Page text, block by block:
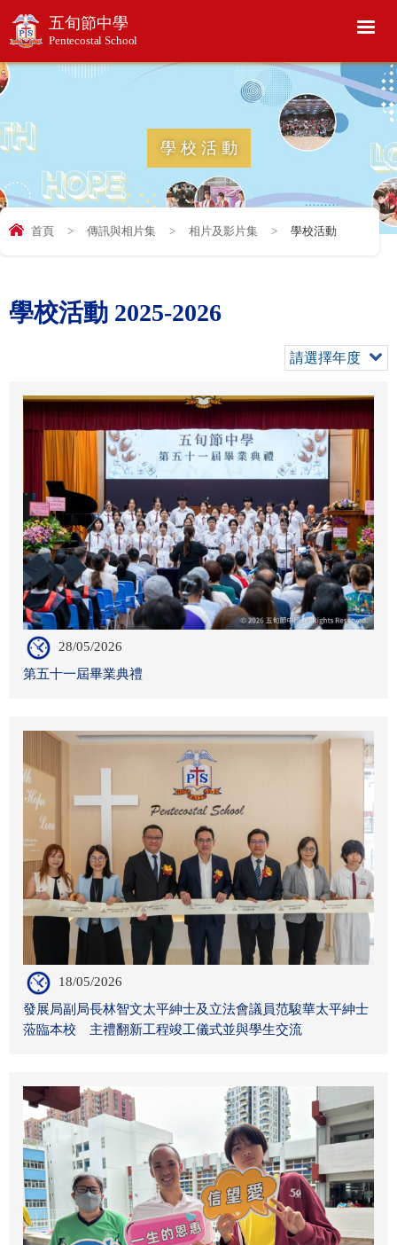
五旬節中學
Pentecostal School
學校活動
首頁 > 傳訊與相片集 > 相片及影片集 > 學校活動
學校活動 2025-2026
請選擇年度
28/05/2026
第五十一屆畢業典禮
18/05/2026
發展局副局長林智文太平紳士及立法會議員范駿華太平紳士
蒞臨本校 主禮翻新工程竣工儀式並與學生交流